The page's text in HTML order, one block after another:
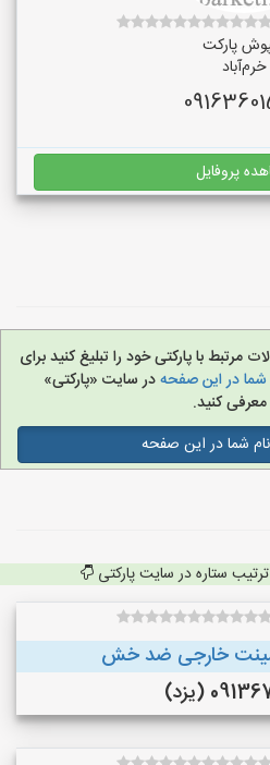
پارکت
خرم‌آباد
پروفایل
مرتبط با پارکتی خود را تبلیغ کنید برای
در این صفحهدر سایت «پارکتی»
کنید.
شما در این صفحه
ستاره در سایت پارکتی
خارجی ضد خش
(یزد)